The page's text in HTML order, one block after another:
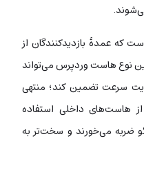
که عمدۀ بازدیدکنندگان از
نوع هاست وردپرس می‌تواند
سرعت تضمین کند؛ منتهی
هاست‌های داخلی استفاده
ضربه می‌خورند و سخت‌تر به